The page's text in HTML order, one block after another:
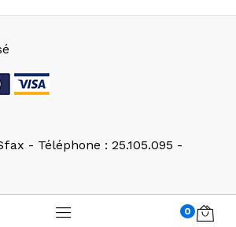
- Téléphone : 25.105.095 -
0